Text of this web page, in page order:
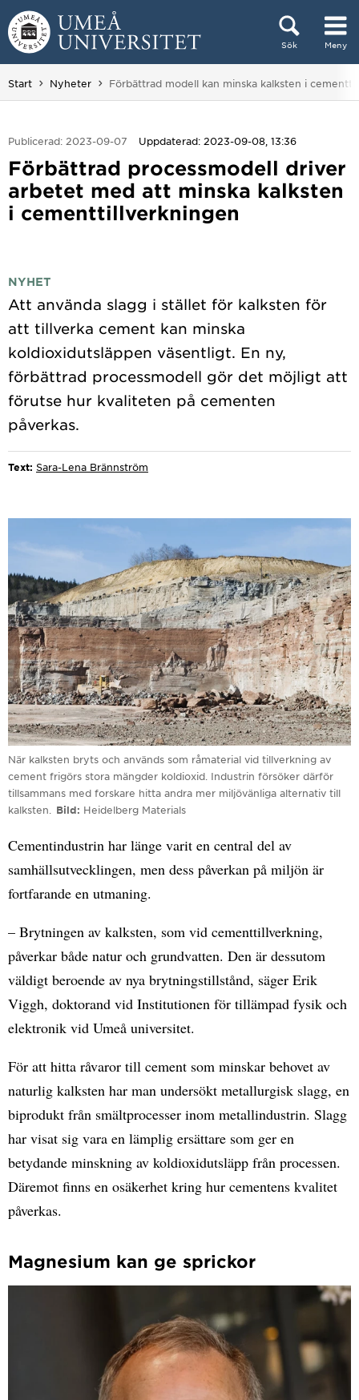
Hoppa direkt till innehållet
Sök Meny
Huvudmenyn dold.
Start Nyheter Du är här:
Förbättrad modell kan minska kalksten i
Publicerad: 2023-09-07 Uppdaterad: 2023-09-08, 13:36
Förbättrad processmodell driver
arbetet med att minska kalksten
i cementtillverkningen
NYHET
Att använda slagg i stället för kalksten för
att tillverka cement kan minska
koldioxidutsläppen väsentligt. En ny,
förbättrad processmodell gör det möjligt att
förutse hur kvaliteten på cementen
Text: Sara-Lena Brännström
När kalksten bryts och används som råmaterial vid tillverkning av
cement frigörs stora mängder koldioxid. Industrin försöker därför
tillsammans med forskare hitta andra mer miljövänliga alternativ till
kalksten. Bild Heidelberg Materials
Cementindustrin har länge varit en central del av
samhällsutvecklingen, men dess påverkan på miljön är
fortfarande en utmaning.
– Brytningen av kalksten, som vid cementtillverkning,
påverkar både natur och grundvatten. Den är dessutom
väldigt beroende av nya brytningstillstånd, säger Erik
Viggh, doktorand vid Institutionen för tillämpad fysik och
elektronik vid Umeå universitet.
För att hitta råvaror till cement som minskar behovet av
naturlig kalksten har man undersökt metallurgisk slagg, en
biprodukt från smältprocesser inom metallindustrin. Slagg
har visat sig vara en lämplig ersättare som ger en
betydande minskning av koldioxidutsläpp från processen.
Däremot finns en osäkerhet kring hur cementens kvalitet
påverkas.
Magnesium kan ge sprickor